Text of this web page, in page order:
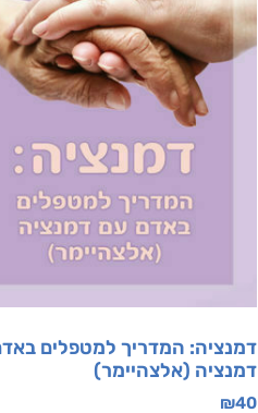
דמנציה: המדריך למטפלים
דמנציה (אלצהיימר)
₪40